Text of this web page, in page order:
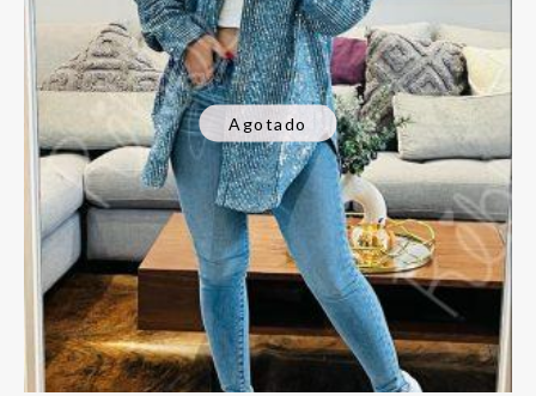
Agotado